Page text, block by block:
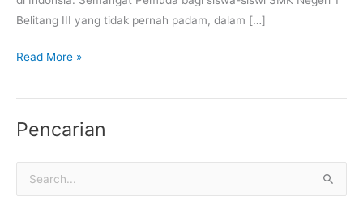
Belitang III yang tidak pernah padam, dalam […]
Read More »
Pencarian